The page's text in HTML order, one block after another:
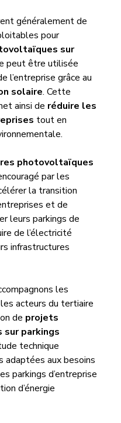
généralement de
pour
sur
peut être utilisée
l’entreprise grâce au
solaire. Cette
ainsi de réduire les
tout en
photovoltaïques
par les
la transition
et de
leurs parkings de
de l’électricité
infrastructures
les
acteurs du tertiaire
de projets
sur parkings
technique
adaptées aux besoins
parkings d’entreprise
d’énergie